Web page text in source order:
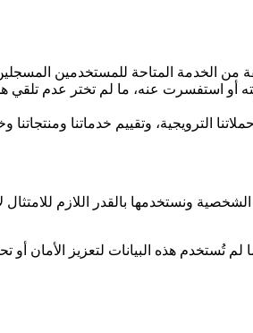
من الخدمة المتاحة للمستخدمين
أو استفسرت عنه، ما لم تختر عدم تلقي
الترويجية، وتقييم خدماتنا ومنتجاتنا
بالقدر اللازم للامتثال
تُستخدم هذه البيانات لتعزيز الأمان أو